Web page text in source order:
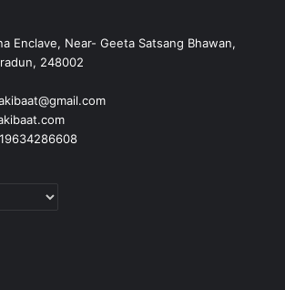
Enclave, Near- Geeta Satsang Bhawan,
248002